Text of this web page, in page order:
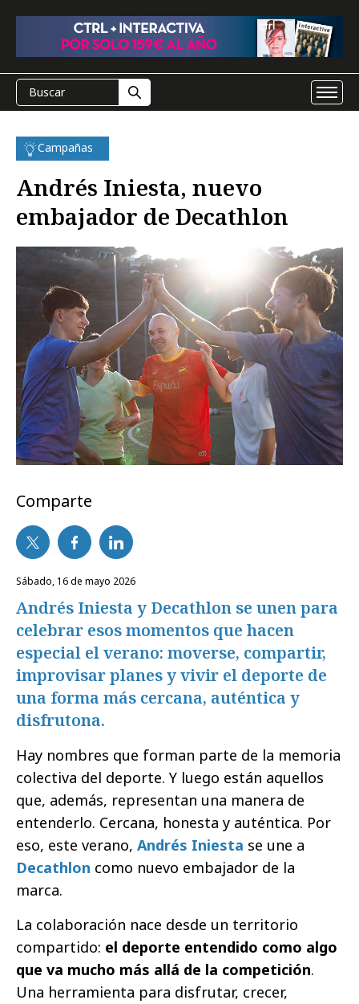
Campañas
Andrés Iniesta, nuevo
embajador de Decathlon
Comparte
sábado, 16 de mayo 2026
Andrés Iniesta y Decathlon se unen para
celebrar esos momentos que hacen
especial el verano: moverse, compartir,
improvisar planes y vivir el deporte de
una forma más cercana, auténtica y
disfrutona.
Hay nombres que forman parte de la memoria
colectiva del deporte. Y luego están aquellos
que, además, representan una manera de
entenderlo. Cercana, honesta y auténtica. Por
eso, este verano, Andrés Iniesta se une a
Decathlon como nuevo embajador de la
marca.
La colaboración nace desde un territorio
compartido: el deporte entendido como algo
que va mucho más allá de la competición.
Una herramienta para disfrutar, crecer,